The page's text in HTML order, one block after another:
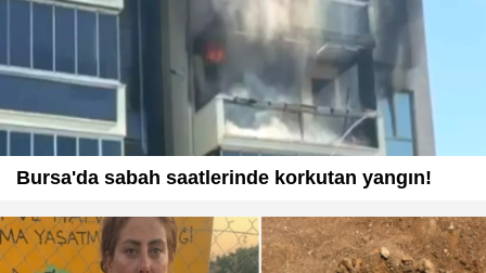
Bursa'da sabah saatlerinde korkutan yangın!